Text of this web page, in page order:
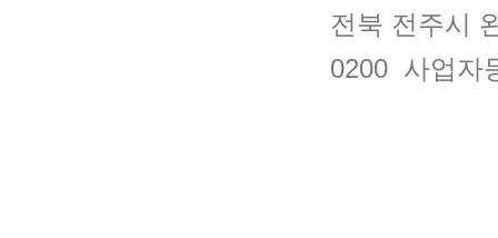
전북 전주시
0200 사업자